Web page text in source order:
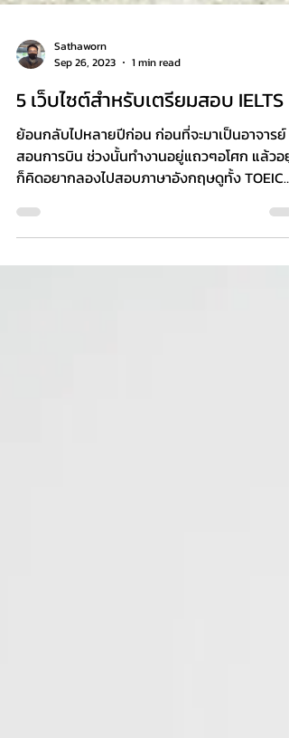
Sathaworn
Sep 26, 2023
1 min read
5 เว็บไซต์สำหรับเตรียมสอบ IELTS
สอนการบิน ช่วงนั้นทำงานอยู่แถวๆอโศก แล้วอยู่
ก็คิดอยากลองไปสอบภาษาอังกฤษดูทั้ง TOEIC
แล้วก็...